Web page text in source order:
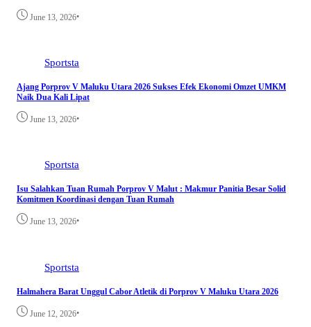
June 13, 2026•
Sportsta
Ajang Porprov V Maluku Utara 2026 Sukses Efek Ekonomi Omzet UMKM
Naik Dua Kali Lipat
June 13, 2026•
Sportsta
Isu Salahkan Tuan Rumah Porprov V Malut : Makmur Panitia Besar Solid
Komitmen Koordinasi dengan Tuan Rumah
June 13, 2026•
Sportsta
Halmahera Barat Unggul Cabor Atletik di Porprov V Maluku Utara 2026
June 12, 2026•